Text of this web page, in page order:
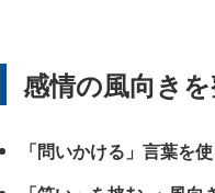
感情の風向き
「問いかける」言葉を